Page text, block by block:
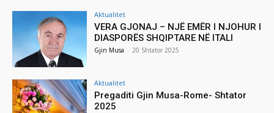
Aktualitet
VERA GJONAJ – NJË EMËR I NJOHUR I
DIASPORËS SHQIPTARE NË ITALI
Gjin Musa - 20 Shtator 2025
Aktualitet
Pregaditi Gjin Musa-Rome- Shtator
2025